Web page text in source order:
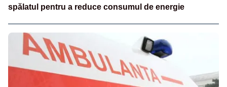
spălatul pentru a reduce consumul de energie